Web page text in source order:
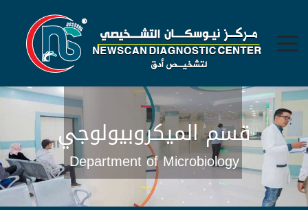
قسم الميكروبيولوجي
Department of Microbiology